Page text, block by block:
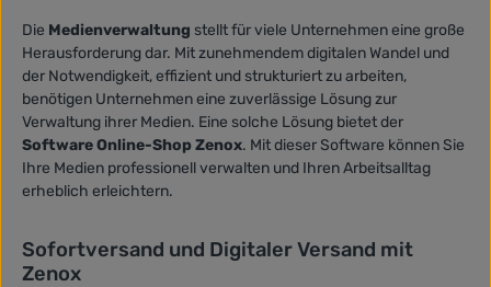
Die Medienverwaltung stellt für viele Unternehmen eine große
Herausforderung dar. Mit zunehmendem digitalen Wandel und
der Notwendigkeit, effizient und strukturiert zu arbeiten,
benötigen Unternehmen eine zuverlässige Lösung zur
Verwaltung ihrer Medien. Eine solche Lösung bietet der
Software Online-Shop Zenox. Mit dieser Software können Sie
Ihre Medien professionell verwalten und Ihren Arbeitsalltag
erheblich erleichtern.
Sofortversand und Digitaler Versand mit
Zenox